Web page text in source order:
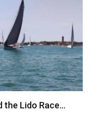
the Lido Race…